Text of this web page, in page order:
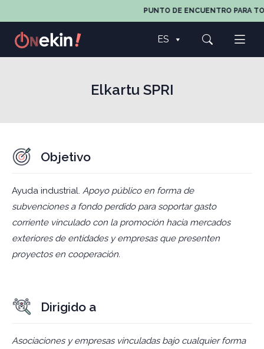
PUNTO DE ENCUENTRO PARA
ES
Elkartu SPRI
Objetivo
Ayuda industrial. Apoyo público en forma de
subvenciones a fondo perdido para soportar gasto
corriente vinculado con la promoción hacia mercados
exteriores de entidades y empresas que presenten
proyectos en cooperación.
Dirigido a
Asociaciones y empresas vinculadas bajo cualquier forma